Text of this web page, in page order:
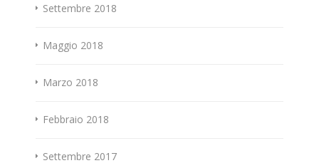
Settembre 2018
Maggio 2018
Marzo 2018
Febbraio 2018
Settembre 2017